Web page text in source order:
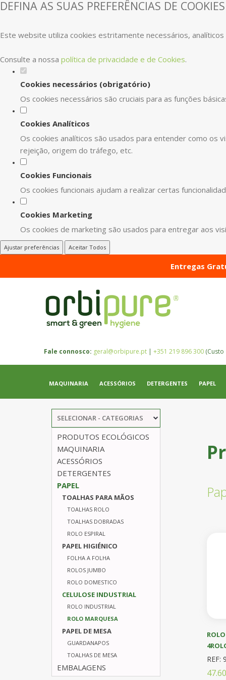
DEFINA AS SUAS PREFERÊNCIAS DE
Este website utiliza cookies estritamente necessários,
Consulte a nossa política de privacidade e de Cookies.
Cookies necessários (obrigatório)
Os cookies necessários são cruciais para as funções
Cookies Analíticos
Os cookies analíticos são usados para entender como
rejeição, origem do tráfego, etc.
Cookies Funcionais
Os cookies funcionais ajudam a realizar certas
Cookies Marketing
Os cookies de marketing são usados para entregar aos
Ajustar preferências Aceitar Todos
Entregas
Fale connosco: geral@orbipure.pt | +351 219 896 300
MAQUINARIA ACESSÓRIOS DETERGENTES PAPEL
SELECIONAR - CATEGORIAS
PRODUTOS ECOLÓGICOS
MAQUINARIA
ACESSÓRIOS
DETERGENTES
PAPEL
TOALHAS PARA MÃOS
TOALHAS ROLO
TOALHAS DOBRADAS
ROLO ESPIRAL
PAPEL HIGIÉNICO
FOLHA A FOLHA
ROLOS JUMBO
ROLO DOMESTICO
CELULOSE INDUSTRIAL
ROLO INDUSTRIAL
ROLO MARQUESA
PAPEL DE MESA
GUARDANAPOS
TOALHAS DE MESA
EMBALAGENS
REF: